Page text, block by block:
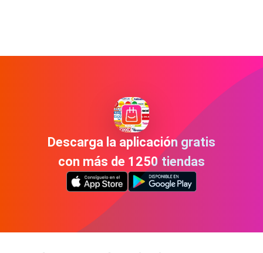
Descarga la aplicación gratis
con más de 1250 tiendas